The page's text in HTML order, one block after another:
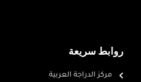
روابط سريعة
مركز الدراجة العربية